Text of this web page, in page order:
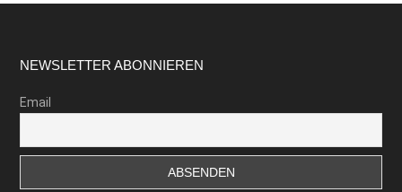
Footer
NEWSLETTER ABONNIEREN
Email